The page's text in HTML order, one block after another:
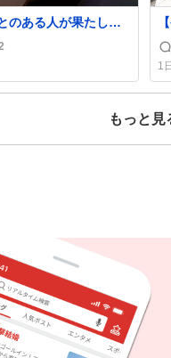
のある人が果たして
このアカウントに辿
ボコップ2についてこ
いきたい
2
返
信
数
1
もっと見